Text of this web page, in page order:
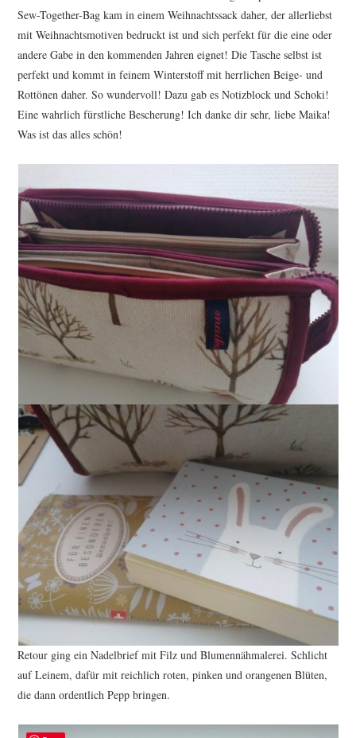
Sew-Together-Bag kam in einem Weihnachtssack daher, der allerliebst
mit Weihnachtsmotiven bedruckt ist und sich perfekt für die eine oder
andere Gabe in den kommenden Jahren eignet! Die Tasche selbst ist
perfekt und kommt in feinem Winterstoff mit herrlichen Beige- und
Rottönen daher. So wundervoll! Dazu gab es Notizblock und Schoki!
Eine wahrlich fürstliche Bescherung! Ich danke dir sehr, liebe Maika!
Was ist das alles schön!
Retour ging ein Nadelbrief mit Filz und Blumennähmalerei. Schlicht
auf Leinem, dafür mit reichlich roten, pinken und orangenen Blüten,
die dann ordentlich Pepp bringen.